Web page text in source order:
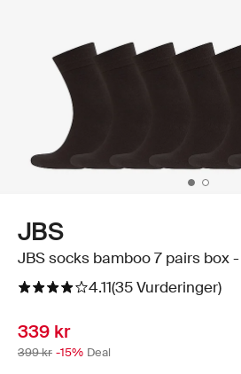
JBS
JBS socks bamboo 7 pairs box
4.11(35 Vurderinger)
339 kr
399 kr -15% Deal